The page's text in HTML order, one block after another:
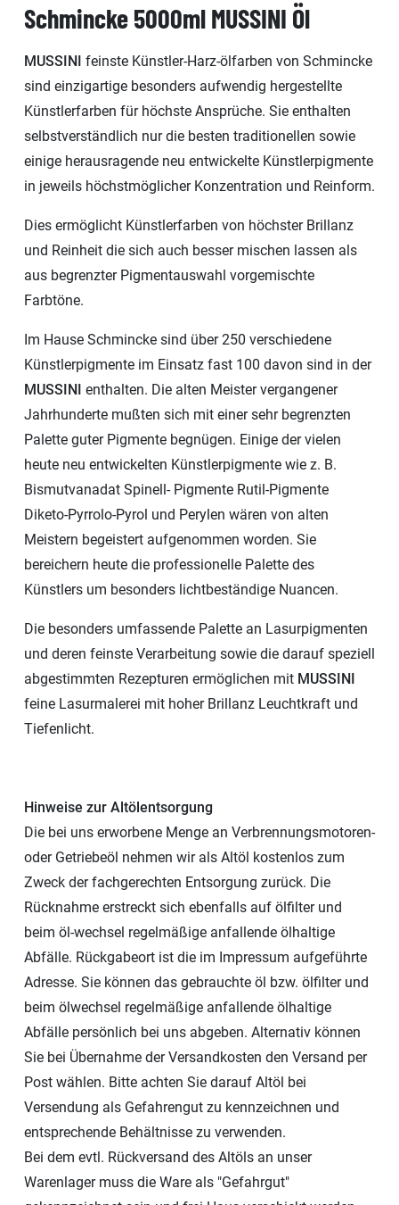
Schmincke 5000ml MUSSINI Öl
MUSSINI feinste Künstler-Harz-ölfarben von Schmincke
sind einzigartige besonders aufwendig hergestellte
Künstlerfarben für höchste Ansprüche. Sie enthalten
selbstverständlich nur die besten traditionellen sowie
einige herausragende neu entwickelte Künstlerpigmente
in jeweils höchstmöglicher Konzentration und Reinform.
Dies ermöglicht Künstlerfarben von höchster Brillanz
und Reinheit die sich auch besser mischen lassen als
aus begrenzter Pigmentauswahl vorgemischte
Farbtöne.
Im Hause Schmincke sind über 250 verschiedene
Künstlerpigmente im Einsatz fast 100 davon sind in der
MUSSINI enthalten. Die alten Meister vergangener
Jahrhunderte mußten sich mit einer sehr begrenzten
Palette guter Pigmente begnügen. Einige der vielen
heute neu entwickelten Künstlerpigmente wie z. B.
Bismutvanadat Spinell- Pigmente Rutil-Pigmente
Diketo-Pyrrolo-Pyrol und Perylen wären von alten
Meistern begeistert aufgenommen worden. Sie
bereichern heute die professionelle Palette des
Künstlers um besonders lichtbeständige Nuancen.
Die besonders umfassende Palette an Lasurpigmenten
und deren feinste Verarbeitung sowie die darauf speziell
abgestimmten Rezepturen ermöglichen mit MUSSINI
feine Lasurmalerei mit hoher Brillanz Leuchtkraft und
Tiefenlicht.
Hinweise zur Altölentsorgung
Die bei uns erworbene Menge an Verbrennungsmotoren-
oder Getriebeöl nehmen wir als Altöl kostenlos zum
Zweck der fachgerechten Entsorgung zurück. Die
Rücknahme erstreckt sich ebenfalls auf ölfilter und
beim öl-wechsel regelmäßige anfallende ölhaltige
Abfälle. Rückgabeort ist die im Impressum aufgeführte
Adresse. Sie können das gebrauchte öl bzw. ölfilter und
beim ölwechsel regelmäßige anfallende ölhaltige
Abfälle persönlich bei uns abgeben. Alternativ können
Sie bei Übernahme der Versandkosten den Versand per
Post wählen. Bitte achten Sie darauf Altöl bei
Versendung als Gefahrengut zu kennzeichnen und
entsprechende Behältnisse zu verwenden.
Bei dem evtl. Rückversand des Altöls an unser
Warenlager muss die Ware als "Gefahrgut"